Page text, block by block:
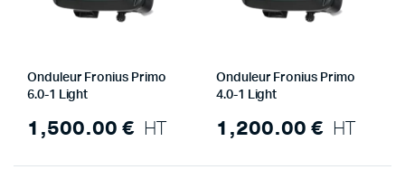
Onduleur Fronius Primo
6.0-1 Light
1,500.00 € HT
Onduleur Fronius Primo
4.0-1 Light
1,200.00 € HT